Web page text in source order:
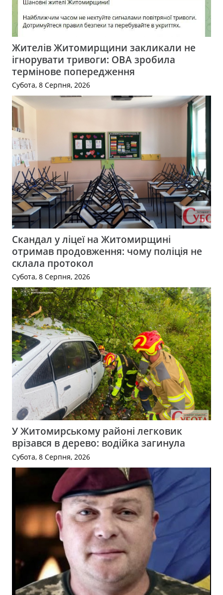
Жителів Житомирщини закликали не
ігнорувати тривоги: ОВА зробила
термінове попередження
Субота, 8 Серпня, 2026
Скандал у ліцеї на Житомирщині
отримав продовження: чому поліція не
склала протокол
Субота, 8 Серпня, 2026
У Житомирському районі легковик
врізався в дерево: водійка загинула
Субота, 8 Серпня, 2026